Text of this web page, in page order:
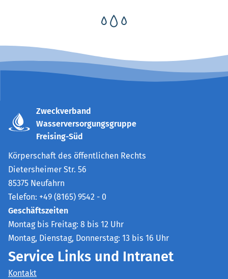
Zweckverband
Wasserversorgungsgruppe
Freising-Süd
Körperschaft des öffentlichen Rechts
Dietersheimer Str. 56
85375 Neufahrn
Telefon: +49 (8165) 9542 - 0
Geschäftszeiten
Montag bis Freitag: 8 bis 12 Uhr
Montag, Dienstag, Donnerstag: 13 bis 16 Uhr
Service Links und Intranet
Kontakt